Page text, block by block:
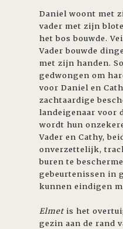
Daniel woont met
vader met zijn
het bos bouwde.
Vader bouwde
met zijn handen.
gedwongen om
voor Daniel en
zachtaardige
landeigenaar voor
wordt hun
Vader en Cathy,
onverzettelijk,
buren te
gebeurtenissen in
kunnen eindigen
Elmet is het
gezin aan de rand